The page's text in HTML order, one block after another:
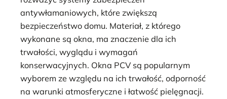
antywłamaniowych, które zwiększą
bezpieczeństwo domu. Materiał, z którego
wykonane są okna, ma znaczenie dla ich
trwałości, wyglądu i wymagań
konserwacyjnych. Okna PCV są popularnym
wyborem ze względu na ich trwałość, odporność
na warunki atmosferyczne i łatwość pielęgnacji.